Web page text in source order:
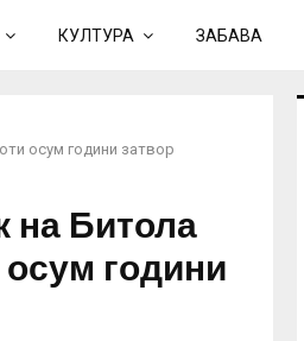
КУЛТУРА ЗАБАВА
осум години затвор
на Битола
години